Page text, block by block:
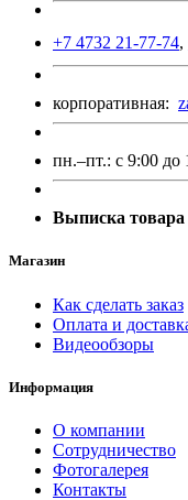
+7 4732 21-77-74,
корпоративная:
пн.–пт.: с 9:00 до
Выписка товара
Магазин
Как сделать заказ
Оплата и
Видеообзоры
Информация
О компании
Сотрудничество
Фотогалерея
Контакты